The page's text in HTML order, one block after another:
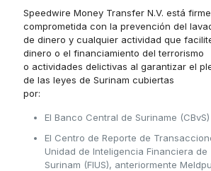
Speedwire Money Transfer N.V. está
comprometida con la prevención del
de dinero y cualquier actividad que
dinero o el financiamiento del terrorismo
o actividades delictivas al garantizar el
de las leyes de Surinam cubiertas
por:
El Banco Central de Suriname (CBvS)
El Centro de Reporte de
Unidad de Inteligencia Financiera de
Surinam (FIUS), anteriormente